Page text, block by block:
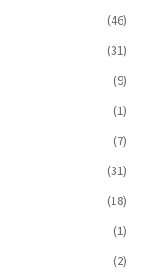
(46)
(31)
(9)
(1)
(7)
(31)
(18)
(1)
(2)